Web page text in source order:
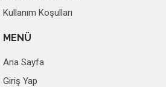
Kullanım Koşulları
MENÜ
Ana Sayfa
Giriş Yap